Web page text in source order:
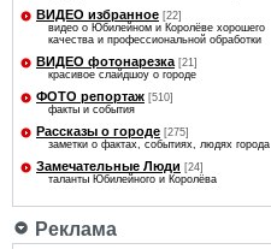
ВИДЕО избранное [22]
видео о Юбилейном и Королёве хорошего
качества и профессиональной обработки
ВИДЕО фотонарезка [21]
красивое слайдшоу о городе
ФОТО репортаж [510]
факты и события
Рассказы о городе [275]
заметки о фактах, событиях, людях города
Замечательные Люди [24]
таланты Юбилейного и Королёва
Реклама